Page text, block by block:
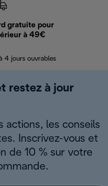
gratuite pour
à 49€
4 jours ouvrables
restez à jour
actions, les conseils
Inscrivez-vous et
de 10 % sur votre